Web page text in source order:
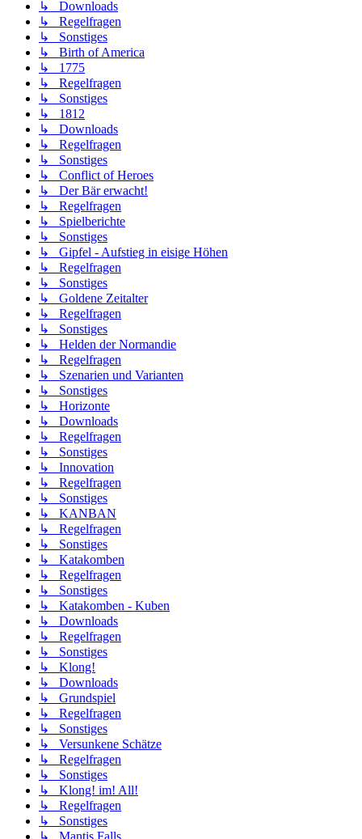
↳ Downloads
↳ Regelfragen
↳ Sonstiges
↳ Birth of America
↳ 1775
↳ Regelfragen
↳ Sonstiges
↳ 1812
↳ Downloads
↳ Regelfragen
↳ Sonstiges
↳ Conflict of Heroes
↳ Der Bär erwacht!
↳ Regelfragen
↳ Spielberichte
↳ Sonstiges
↳ Gipfel - Aufstieg in eisige Höhen
↳ Regelfragen
↳ Sonstiges
↳ Goldene Zeitalter
↳ Regelfragen
↳ Sonstiges
↳ Helden der Normandie
↳ Regelfragen
↳ Szenarien und Varianten
↳ Sonstiges
↳ Horizonte
↳ Downloads
↳ Regelfragen
↳ Sonstiges
↳ Innovation
↳ Regelfragen
↳ Sonstiges
↳ KANBAN
↳ Regelfragen
↳ Sonstiges
↳ Katakomben
↳ Regelfragen
↳ Sonstiges
↳ Katakomben - Kuben
↳ Downloads
↳ Regelfragen
↳ Sonstiges
↳ Klong!
↳ Downloads
↳ Grundspiel
↳ Regelfragen
↳ Sonstiges
↳ Versunkene Schätze
↳ Regelfragen
↳ Sonstiges
↳ Klong! im! All!
↳ Regelfragen
↳ Sonstiges